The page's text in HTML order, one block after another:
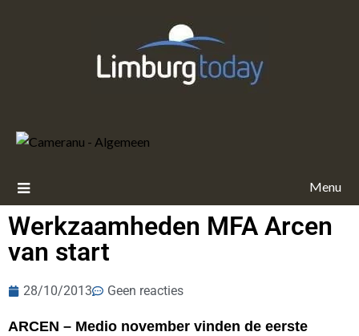
Menu
Werkzaamheden MFA Arcen
van start
28/10/2013 Geen reacties
ARCEN – Medio november vinden de eerste